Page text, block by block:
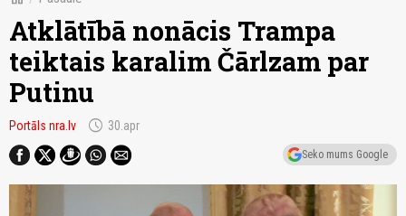
Atklātībā nonācis Trampa
teiktais karalim Čārlzam par
Putinu
Portāls nra.lv schedule 30.apr
Seko mums Google